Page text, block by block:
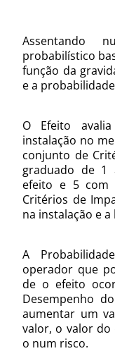
Assentando
probabilístico
função da
e a
O Efeito
instalação no
conjunto de
graduado de 1
efeito e 5 com
Critérios de
na instalação e
A
operador que
de o efeito
Desempenho
aumentar um
valor, o valor
o num risco.